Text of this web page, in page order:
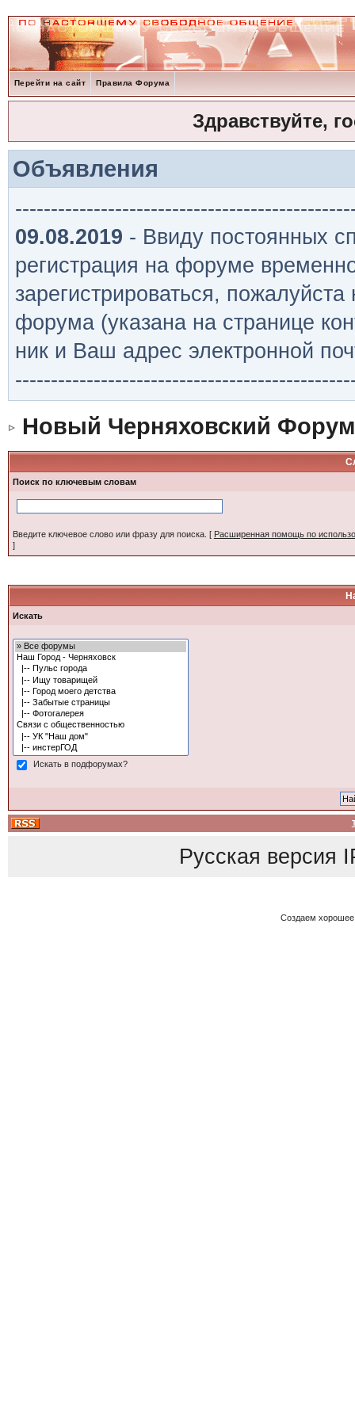
Перейти на сайт Правила Форума
Здравствуйте,
Объявления
09.08.2019 - Ввиду постоянных
регистрация на форуме
зарегистрироваться,
форума (указана на странице
ник и Ваш адрес электронной
Новый Черняховский Форум
Поиск по ключевым словам
Введите ключевое слово или фразу для поиска. [ Расширенная помощь по
]
Искать
Искать в подфорумах?
Русская версия
Создаем